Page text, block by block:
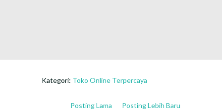
Kategori: Toko Online Terpercaya
Posting Lebih Baru
Posting Lama